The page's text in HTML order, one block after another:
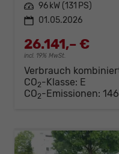
Leistung 96 kW (131 PS)
01.05.2026
26.141,– €
incl. 19% MwSt.
Verbrauch
CO2-Klasse: E
CO2-Emissionen: